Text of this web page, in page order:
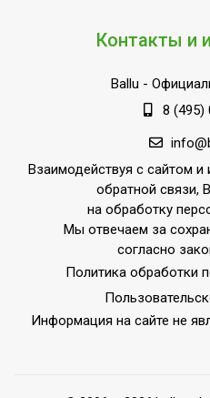
Контакты и
Ballu -
8 (495)
Взаимодействуя с сайтом
обратной связи,
на обработку
Мы отвечаем за
согласно
Политика обработки
Информация на сайте не